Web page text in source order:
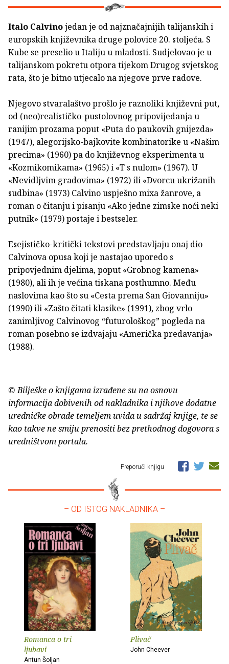
Italo Calvinojedan je od najznačajnijih talijanskih i
europskih književnika druge polovice 20. stoljeća. S
Kube se preselio u Italiju u mladosti. Sudjelovao je u
talijanskom pokretu otpora tijekom Drugog svjetskog
rata, što je bitno utjecalo na njegove prve radove.
Njegovo stvaralaštvo prošlo je raznoliki književni put,
od (neo)realističko-pustolovnog pripovijedanja u
ranijim prozama poput «Puta do paukovih gnijezda»
(1947), alegorijsko-bajkovite kombinatorike u «Našim
precima» (1960) pa do književnog eksperimenta u
«Kozmikomikama» (1965) i «T s nulom» (1967). U
«Nevidljvim gradovima» (1972) ili «Dvorcu ukrižanih
sudbina» (1973) Calvino uspješno mixa žanrove, a
roman o čitanju i pisanju «Ako jedne zimske noći neki
putnik» (1979) postaje i bestseler.
Esejističko-kritički tekstovi predstavljaju onaj dio
Calvinova opusa koji je nastajao uporedo s
pripovjednim djelima, poput «Grobnog kamena»
(1980), ali ih je većina tiskana posthumno. Među
naslovima kao što su «Cesta prema San Giovanniju»
(1990) ili «Zašto čitati klasike» (1991), zbog vrlo
zanimljivog Calvinovog “futurološkog” pogleda na
roman posebno se izdvajaju «Američka predavanja»
(1988).
© Bilješke o knjigama izrađene su na osnovu
informacija dobivenih od nakladnika i njihove dodatne
uredničke obrade temeljem uvida u sadržaj knjige, te se
kao takve ne smiju prenositi bez prethodnog dogovora s
uredništvom portala.
Preporuči knjigu
– OD ISTOG NAKLADNIKA –
Romanca o tri
ljubavi
Antun Šoljan
Plivač
John Cheever